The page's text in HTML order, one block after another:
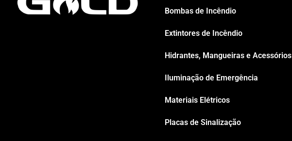
Bombas de Incêndio
Extintores de Incêndio
Hidrantes, Mangueiras e Acessórios
Iluminação de Emergência
Materiais Elétricos
Placas de Sinalização